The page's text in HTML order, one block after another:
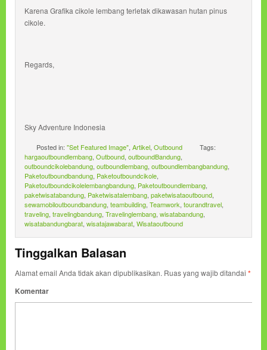
Karena Grafika cikole lembang terletak dikawasan hutan pinus
cikole.
Regards,
Sky Adventure Indonesia
Posted in: "Set Featured Image", Artikel, Outbound
Tags:
hargaoutboundlembang, Outbound, outboundBandung,
outboundcikolebandung, outboundlembang, outboundlembangbandung,
Paketoutboundbandung, Paketoutboundcikole,
Paketoutboundcikolelembangbandung, Paketoutboundlembang,
paketwisatabandung, Paketwisatalembang, paketwisataoutbound,
sewamobiloutboundbandung, teambuilding, Teamwork, tourandtravel,
traveling, travelingbandung, Travelinglembang, wisatabandung,
wisatabandungbarat, wisatajawabarat, Wisataoutbound
Tinggalkan Balasan
Alamat email Anda tidak akan dipublikasikan. Ruas yang wajib ditandai *
Komentar